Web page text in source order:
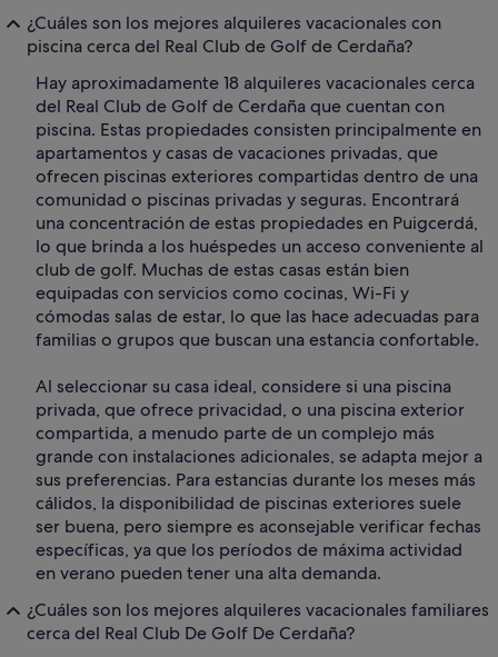
¿Cuáles son los mejores alquileres vacacionales con
piscina cerca del Real Club de Golf de Cerdaña?
Hay aproximadamente 18 alquileres vacacionales cerca
del Real Club de Golf de Cerdaña que cuentan con
piscina. Estas propiedades consisten principalmente en
apartamentos y casas de vacaciones privadas, que
ofrecen piscinas exteriores compartidas dentro de una
comunidad o piscinas privadas y seguras. Encontrará
una concentración de estas propiedades en Puigcerdá,
lo que brinda a los huéspedes un acceso conveniente al
club de golf. Muchas de estas casas están bien
equipadas con servicios como cocinas, Wi-Fi y
cómodas salas de estar, lo que las hace adecuadas para
familias o grupos que buscan una estancia confortable.
Al seleccionar su casa ideal, considere si una piscina
privada, que ofrece privacidad, o una piscina exterior
compartida, a menudo parte de un complejo más
grande con instalaciones adicionales, se adapta mejor a
sus preferencias. Para estancias durante los meses más
cálidos, la disponibilidad de piscinas exteriores suele
ser buena, pero siempre es aconsejable verificar fechas
específicas, ya que los períodos de máxima actividad
en verano pueden tener una alta demanda.
¿Cuáles son los mejores alquileres vacacionales familiares
cerca del Real Club De Golf De Cerdaña?